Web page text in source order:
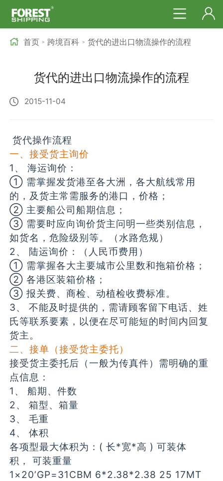
首页 > 跨境百科 > 货代的进出口物流操作的流程
货代的进出口物流操作的流程
2015-11-04
货代操作流程
一、接受货主询价
1、 海运询价：
① 需掌握发货港至各大洲，各大航线常用
的，及货主常需服务的港口，价格；
② 主要船公司船期信息；
③ 需要时应向询价货主问明一些类别信息，
如货名，危险级别等。（水路危规）
2、 陆运询价：（人民币费用）
① 需掌握各大主要城市公里数和拖箱价格；
② 各港区装箱价格；
③ 报关费、商检、动植检收费标准。
3、 不能及时提供的，需请顾客留下电话、姓
氏等联系要素，以便在尽可能短的时间内回复
货主。
二、接单（接受货主委托）
接受货主委托后（一般为传真件）需明确的重
点信息：
1、 船期、件数
2、 箱型、箱量
3、 毛重
4、 体积
各项型最大体积为：( 长*宽*高 ) 可装体
积， 可装重量
1×20’GP=31CBM 6*2.38*2.38 25 17MT